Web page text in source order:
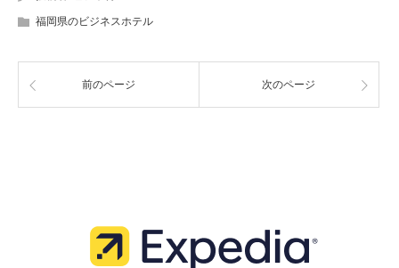
福岡県のビジネスホテル
前のページ 次のページ